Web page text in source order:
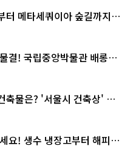
터 메타세쿼이아 숲길까지…
결! 국립중앙박물관 배롱나
축물은? '서울시 건축상' 수
요! 생수 냉장고부터 해피소